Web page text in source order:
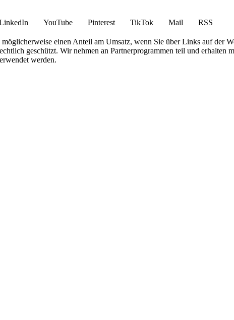
YouTube Pinterest TikTok Mail
RSS
einen Anteil am Umsatz, wenn Sie über Links auf der
geschützt. Wir nehmen an Partnerprogrammen teil und
werden.